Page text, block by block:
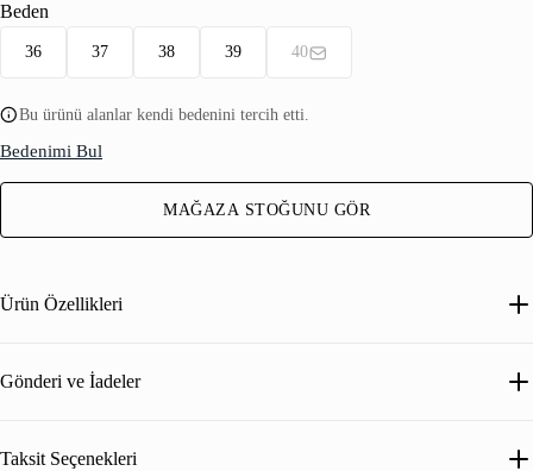
Beden
36 37 38 39 40
Bu ürünü alanlar kendi bedenini tercih etti.
Bedenimi Bul
MAĞAZA STOĞUNU GÖR
Ürün Özellikleri
Gönderi ve İadeler
Taksit Seçenekleri